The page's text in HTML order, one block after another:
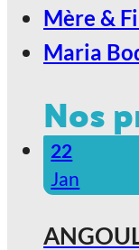
Mère &
Maria
Nos
22
Jan